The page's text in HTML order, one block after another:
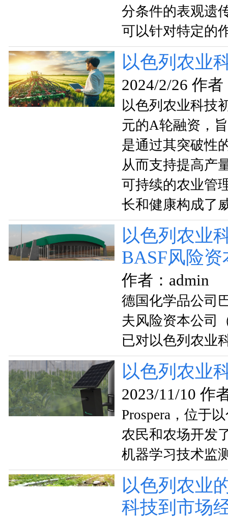
分条件的表观遗
可以针对特定的
以色列农业
2024/2/26 作者
以色列农业科技
元的A轮融资，
是通过其突破性
从而支持提高产
可持续的农业管
长和健康构成了
以色列农业
BASF风险
作者：admin
德国化学品公司
夫风险资本公司
已对以色列农业
以色列农业
2023/11/10 作
Prospera，位于
农民和农场开发
机器学习技术监
以色列农业
科技到市场